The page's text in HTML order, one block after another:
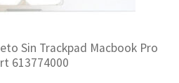
Sin Trackpad Macbook Pro
613774000